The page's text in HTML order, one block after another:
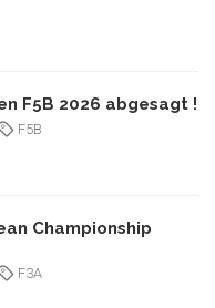
F5B 2026 abgesagt !
F5B
Championship
F3A